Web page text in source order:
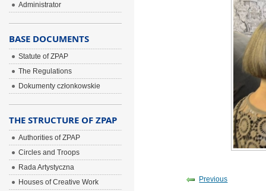
Previous
Administrator
BASE DOCUMENTS
Statute of ZPAP
The Regulations
Dokumenty członkowskie
THE STRUCTURE OF ZPAP
Authorities of ZPAP
Circles and Troops
Rada Artystyczna
Houses of Creative Work